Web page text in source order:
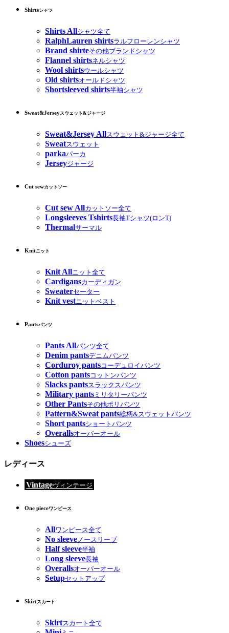
Shirtsシャツ
Shirts Allシャツ全て
RalphLauren shirtsラルフローレンシャツ
Brand shirteその他ブランドシャツ
Flannel shirtsネルシャツ
Wool shirtsウールシャツ
Old shirtsオールドシャツ
Shortsleeved shirts半袖シャツ
Sweat&Jerseyスウェット&ジャージ
Sweat&Jersey Allスウェット&ジャージ全て
Sweatスウェット
parkaパーカ
Jerseyジャージ
Cut sewカットソー
Cut sew Allカットソー全て
Longsleeves Tshirts長袖Tシャツ(ロンT)
Thermalサーマル
Knitニット
Knit Allニット全て
Cardigansカーディガン
Sweaterセーター
Knit vestニットベスト
Pantsパンツ
Pants Allパンツ全て
Denim pantsデニムパンツ
Corduroy pantsコーデュロイパンツ
Cotton pantsコットンパンツ
Slacks pantsスラックスパンツ
Military pants ミリタリーパンツ
Other Pantsその他ポリパンツ
Pattern&Sweat pants総柄&スウェットパンツ
Short pantsショートパンツ
Overallsオーバーオール
Shoesシューズ
レディース
Vintageヴィンテージ
One pieceワンピース
Allワンピース全て
No sleeveノースリーブ
Half sleeve半袖
Long sleeve長袖
Overallsオーバーオール
Setupセットアップ
Skirtスカート
Skirtスカート全て